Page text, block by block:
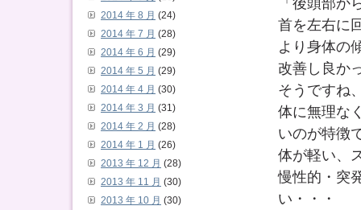
首を左右に
より身体の
改善し良か
そうですね
体に無理な
いのが特徴
体が軽い、
慢性的・突
い・・・
2014 年 8 月 (24)
2014 年 7 月 (28)
2014 年 6 月 (29)
2014 年 5 月 (29)
2014 年 4 月 (30)
2014 年 3 月 (31)
2014 年 2 月 (28)
2014 年 1 月 (26)
2013 年 12 月 (28)
2013 年 11 月 (30)
2013 年 10 月 (30)